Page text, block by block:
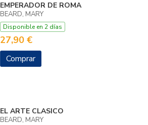
EMPERADOR DE ROMA
BEARD, MARY
Disponible en 2 días
27,90 €
Comprar
EL ARTE CLASICO
BEARD, MARY